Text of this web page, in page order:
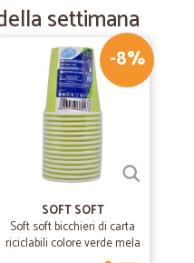
settimana
-8%
SOFT SOFT
Soft soft bicchieri di carta
riciclabili colore verde mela